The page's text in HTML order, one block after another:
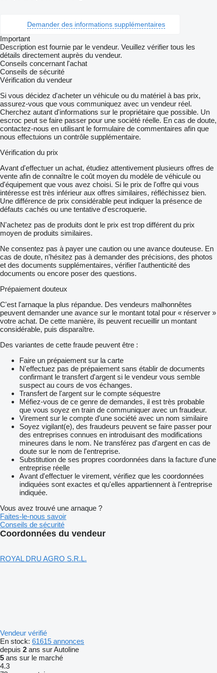
Demander des informations supplémentaires
Important
Description est fournie par le vendeur. Veuillez vérifier tous les
détails directement auprès du vendeur.
Conseils concernant l'achat
Conseils de sécurité
Vérification du vendeur
Si vous décidez d'acheter un véhicule ou du matériel à bas prix,
assurez-vous que vous communiquez avec un vendeur réel.
Cherchez autant d'informations sur le propriétaire que possible. Un
escroc peut se faire passer pour une société réelle. En cas de doute,
contactez-nous en utilisant le formulaire de commentaires afin que
nous effectuions un contrôle supplémentaire.
Vérification du prix
Avant d'effectuer un achat, étudiez attentivement plusieurs offres de
vente afin de connaître le coût moyen du modèle de véhicule ou
d'équipement que vous avez choisi. Si le prix de l'offre qui vous
intéresse est très inférieur aux offres similaires, réfléchissez bien.
Une différence de prix considérable peut indiquer la présence de
défauts cachés ou une tentative d'escroquerie.
N'achetez pas de produits dont le prix est trop différent du prix
moyen de produits similaires.
Ne consentez pas à payer une caution ou une avance douteuse. En
cas de doute, n’hésitez pas à demander des précisions, des photos
et des documents supplémentaires, vérifier l'authenticité des
documents ou encore poser des questions.
Prépaiement douteux
C'est l'arnaque la plus répandue. Des vendeurs malhonnêtes
peuvent demander une avance sur le montant total pour « réserver »
votre achat. De cette manière, ils peuvent recueillir un montant
considérable, puis disparaître.
Des variantes de cette fraude peuvent être :
Faire un prépaiement sur la carte
N'effectuez pas de prépaiement sans établir de documents
confirmant le transfert d'argent si le vendeur vous semble
suspect au cours de vos échanges.
Transfert de l'argent sur le compte séquestre
Méfiez-vous de ce genre de demandes, il est très probable
que vous soyez en train de communiquer avec un fraudeur.
Virement sur le compte d'une société avec un nom similaire
Soyez vigilant(e), des fraudeurs peuvent se faire passer pour
des entreprises connues en introduisant des modifications
mineures dans le nom. Ne transférez pas d'argent en cas de
doute sur le nom de l'entreprise.
Substitution de ses propres coordonnées dans la facture d'une
entreprise réelle
Avant d'effectuer le virement, vérifiez que les coordonnées
indiquées sont exactes et qu'elles appartiennent à l'entreprise
indiquée.
Vous avez trouvé une arnaque ?
Faites-le-nous savoir
Conseils de sécurité
Coordonnées du vendeur
ROYAL DRU AGRO S.R.L.
Vendeur vérifié
En stock: 61615 annonces
depuis 2 ans sur Autoline
5 ans sur le marché
4.3